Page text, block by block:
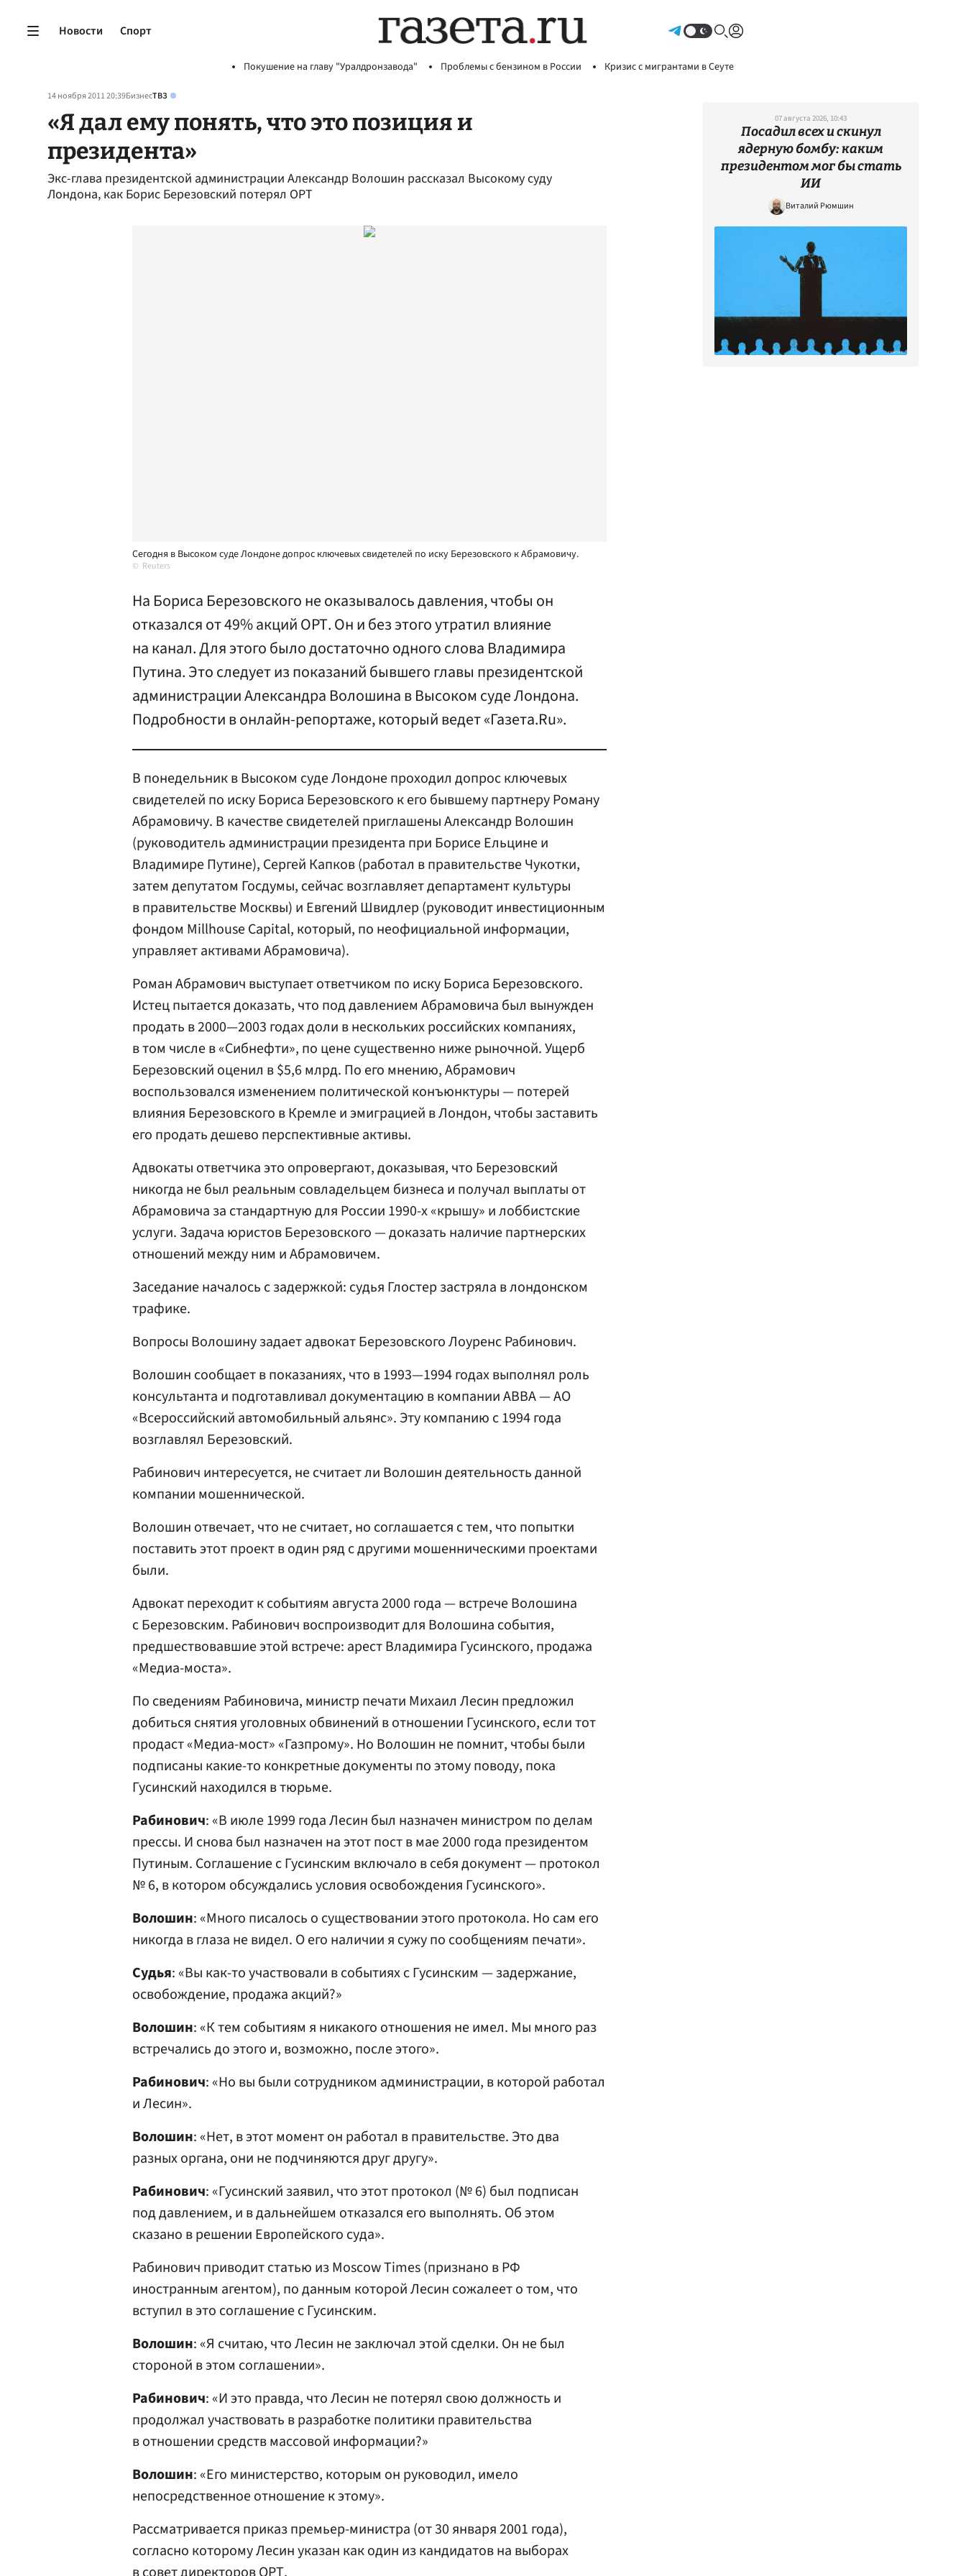
Новости Спорт
Покушение на главу "Уралдронзавода" Проблемы с бензином в России Кризис с мигрантами в Сеуте
14 ноября 2011 20:39БизнесТВЗ
«Я дал ему понять, что это позиция и
президента»
Экс-глава президентской администрации Александр Волошин рассказал Высокому суду
Лондона, как Борис Березовский потерял ОРТ
Сегодня в Высоком суде Лондоне допрос ключевых свидетелей по иску Березовского к Абрамовичу.
Reuters
На Бориса Березовского не оказывалось давления, чтобы он
отказался от 49% акций ОРТ. Он и без этого утратил влияние
на канал. Для этого было достаточно одного слова Владимира
Путина. Это следует из показаний бывшего главы президентской
администрации Александра Волошина в Высоком суде Лондона.
Подробности в онлайн-репортаже, который ведет «Газета.Ru».
В понедельник в Высоком суде Лондоне проходил допрос ключевых
свидетелей по иску Бориса Березовского к его бывшему партнеру Роману
Абрамовичу. В качестве свидетелей приглашены Александр Волошин
(руководитель администрации президента при Борисе Ельцине и
Владимире Путине), Сергей Капков (работал в правительстве Чукотки,
затем депутатом Госдумы, сейчас возглавляет департамент культуры
в правительстве Москвы) и Евгений Швидлер (руководит инвестиционным
фондом Millhouse Capital, который, по неофициальной информации,
управляет активами Абрамовича).
Роман Абрамович выступает ответчиком по иску Бориса Березовского.
Истец пытается доказать, что под давлением Абрамовича был вынужден
продать в 2000—2003 годах доли в нескольких российских компаниях,
в том числе в «Сибнефти», по цене существенно ниже рыночной. Ущерб
Березовский оценил в $5,6 млрд. По его мнению, Абрамович
воспользовался изменением политической конъюнктуры — потерей
влияния Березовского в Кремле и эмиграцией в Лондон, чтобы заставить
его продать дешево перспективные активы.
Адвокаты ответчика это опровергают, доказывая, что Березовский
никогда не был реальным совладельцем бизнеса и получал выплаты от
Абрамовича за стандартную для России 1990-х «крышу» и лоббистские
услуги. Задача юристов Березовского — доказать наличие партнерских
отношений между ним и Абрамовичем.
Заседание началось с задержкой: судья Глостер застряла в лондонском
трафике.
Вопросы Волошину задает адвокат Березовского Лоуренс Рабинович.
Волошин сообщает в показаниях, что в 1993—1994 годах выполнял роль
консультанта и подготавливал документацию в компании АВВА — АО
«Всероссийский автомобильный альянс». Эту компанию с 1994 года
возглавлял Березовский.
Рабинович интересуется, не считает ли Волошин деятельность данной
компании мошеннической.
Волошин отвечает, что не считает, но соглашается с тем, что попытки
поставить этот проект в один ряд с другими мошенническими проектами
были.
Адвокат переходит к событиям августа 2000 года — встрече Волошина
с Березовским. Рабинович воспроизводит для Волошина события,
предшествовавшие этой встрече: арест Владимира Гусинского, продажа
«Медиа-моста».
По сведениям Рабиновича, министр печати Михаил Лесин предложил
добиться снятия уголовных обвинений в отношении Гусинского, если тот
продаст «Медиа-мост» «Газпрому». Но Волошин не помнит, чтобы были
подписаны какие-то конкретные документы по этому поводу, пока
Гусинский находился в тюрьме.
Рабинович: «В июле 1999 года Лесин был назначен министром по делам
прессы. И снова был назначен на этот пост в мае 2000 года президентом
Путиным. Соглашение с Гусинским включало в себя документ — протокол
№ 6, в котором обсуждались условия освобождения Гусинского».
Волошин: «Много писалось о существовании этого протокола. Но сам его
никогда в глаза не видел. О его наличии я сужу по сообщениям печати».
Судья: «Вы как-то участвовали в событиях с Гусинским — задержание,
освобождение, продажа акций?»
Волошин: «К тем событиям я никакого отношения не имел. Мы много раз
встречались до этого и, возможно, после этого».
Рабинович: «Но вы были сотрудником администрации, в которой работал
и Лесин».
Волошин: «Нет, в этот момент он работал в правительстве. Это два
разных органа, они не подчиняются друг другу».
Рабинович: «Гусинский заявил, что этот протокол (№ 6) был подписан
под давлением, и в дальнейшем отказался его выполнять. Об этом
сказано в решении Европейского суда».
Рабинович приводит статью из Moscow Times (признано в РФ
иностранным агентом), по данным которой Лесин сожалеет о том, что
вступил в это соглашение с Гусинским.
Волошин: «Я считаю, что Лесин не заключал этой сделки. Он не был
стороной в этом соглашении».
Рабинович: «И это правда, что Лесин не потерял свою должность и
продолжал участвовать в разработке политики правительства
в отношении средств массовой информации?»
Волошин: «Его министерство, которым он руководил, имело
непосредственное отношение к этому».
Рассматривается приказ премьер-министра (от 30 января 2001 года),
согласно которому Лесин указан как один из кандидатов на выборах
07 августа 2026, 10:43
Посадил всех и скинул
ядерную бомбу: каким
президентом мог бы стать
ИИ
Виталий Рюмшин